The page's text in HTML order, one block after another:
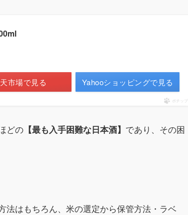
市場で見る Yahooショッピングで見る
ポチップ
どの 【最も入手困難な日本酒】 であり、その困
法はもちろん、米の選定から保管方法・ラベ